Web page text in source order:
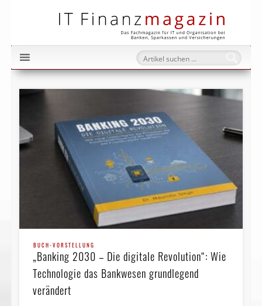
BUCH-VORSTELLUNG
„Banking 2030 – Die digitale Revolution“: Wie
Technologie das Bankwesen grundlegend
verändert